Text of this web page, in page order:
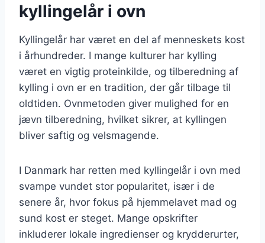
kyllingelår i ovn
Kyllingelår har været en del af menneskets kost
i århundreder. I mange kulturer har kylling
været en vigtig proteinkilde, og tilberedning af
kylling i ovn er en tradition, der går tilbage til
oldtiden. Ovnmetoden giver mulighed for en
jævn tilberedning, hvilket sikrer, at kyllingen
bliver saftig og velsmagende.
I Danmark har retten med kyllingelår i ovn med
svampe vundet stor popularitet, især i de
senere år, hvor fokus på hjemmelavet mad og
sund kost er steget. Mange opskrifter
inkluderer lokale ingredienser og krydderurter,